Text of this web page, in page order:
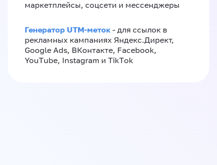
маркетплейсы, соцсети и мессенджеры
Генератор UTM-меток - для ссылок в
рекламных кампаниях Яндекс.Директ,
Google Ads, ВКонтакте, Facebook,
YouTube, Instagram и TikTok